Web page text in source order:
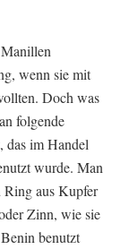
wenn sie mit
Doch was
folgende
im Handel
wurde. Man
Ring aus Kupfer
Zinn, wie sie
benutzt